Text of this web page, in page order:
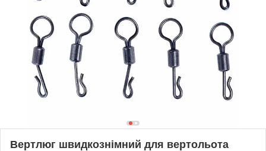
Вертлюг швидкознімний для вертольота